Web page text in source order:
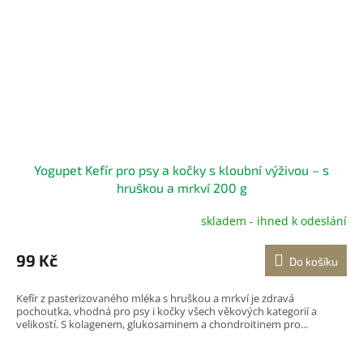
Yogupet Kefír pro psy a kočky s kloubní výživou – s
hruškou a mrkví 200 g
skladem - ihned k odeslání
99 Kč Do košíku
Kefír z pasterizovaného mléka s hruškou a mrkví je zdravá
pochoutka, vhodná pro psy i kočky všech věkových kategorií a
velikostí. S kolagenem, glukosaminem a chondroitinem pro...